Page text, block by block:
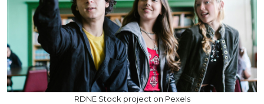
RDNE Stock project on Pexels